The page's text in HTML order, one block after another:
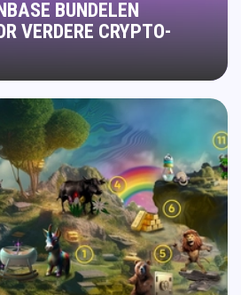
BUNDELEN
VERDERE CRYPTO-